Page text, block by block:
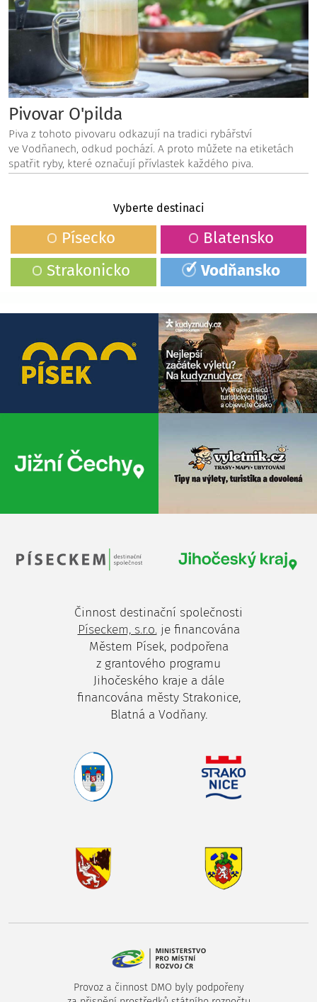
Pivovar O'pilda
Piva z tohoto pivovaru odkazují na tradici rybářství
ve Vodňanech, odkud pochází. A proto můžete na etiketách
spatřit ryby, které označují přívlastek každého piva.
Vyberte destinaci
Písecko
Blatensko
Strakonicko
Vodňansko
Činnost destinační společnosti
Píseckem, s.r.o.je financována
Městem Písek, podpořena
z grantového programu
Jihočeského kraje a dále
financována městy Strakonice,
Blatná a Vodňany.
Provoz a činnost DMO byly podpořeny